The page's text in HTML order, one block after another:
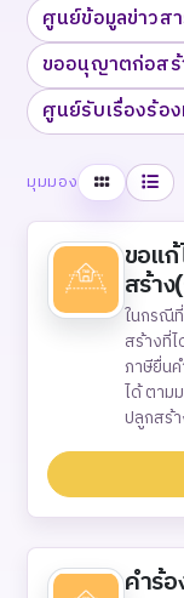
ศูนย์ข้อมูลข่าวส
ขออนุญาตก่อสร้
ศูนย์รับเรื่องร้อ
มุมมอง ตารางรา
ขอแ
สร้า
ในกรณี
สร้างที่
ภาษียื่น
ได้ ตาม
ปลูกสร้
คำร้อ